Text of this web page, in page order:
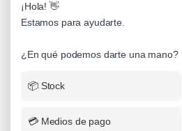
Informacion al Cliente
¡Hola! 👋
Estamos para ayudarte.
¿En qué podemos darte una mano?
📦 Stock
💳 Medios de pago